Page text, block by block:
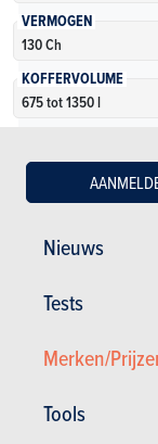
Nieuws
Tests
Merken/
Tools
VERMOGEN
130 Ch
KOFFERVOLUME
675 tot 1350 l
1